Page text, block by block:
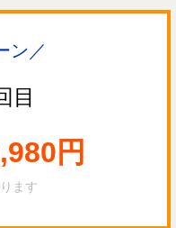
ン／
目
円
ます